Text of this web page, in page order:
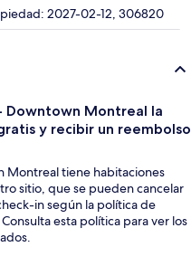
2027-02-12, 306820
Montreal la
y recibir un reembolso
Montreal tiene habitaciones
sitio, que se pueden cancelar
in según la política de
esta política para ver los